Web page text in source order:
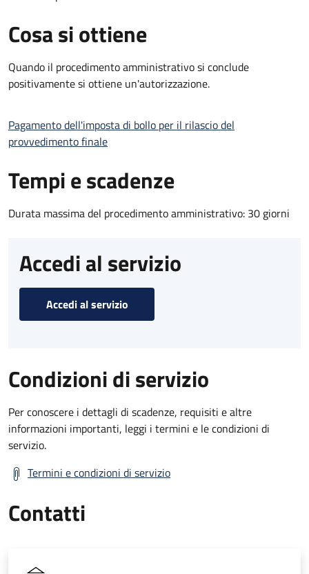
Cosa si ottiene
Quando il procedimento amministrativo si conclude
positivamente si ottiene un'autorizzazione.
Pagamento dell'imposta di bollo per il rilascio del
provvedimento finale
Tempi e scadenze
Durata massima del procedimento amministrativo: 30 giorni
Accedi al servizio
Accedi al servizio
Condizioni di servizio
Per conoscere i dettagli di scadenze, requisiti e altre
informazioni importanti, leggi i termini e le condizioni di
servizio.
Termini e condizioni di servizio
Contatti